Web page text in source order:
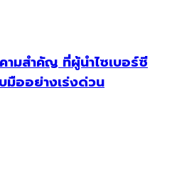
มสำคัญ ที่ผู้นำไซเบอร์ซี
ออย่างเร่งด่วน